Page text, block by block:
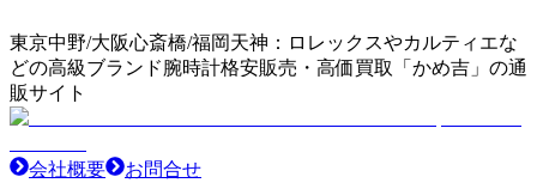
東京中野/大阪心斎橋/福岡天神：ロレックスやカルティエな
どの高級ブランド腕時計格安販売・高価買取「かめ吉」の通
販サイト
会社概要
お問合せ